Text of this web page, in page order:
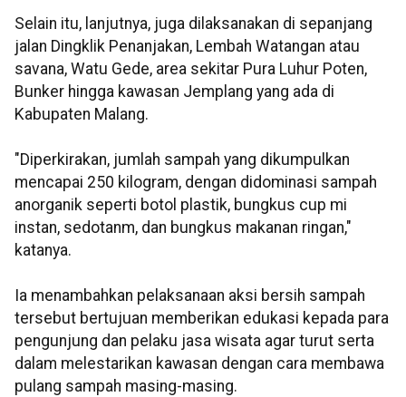
Selain itu, lanjutnya, juga dilaksanakan di sepanjang
jalan Dingklik Penanjakan, Lembah Watangan atau
savana, Watu Gede, area sekitar Pura Luhur Poten,
Bunker hingga kawasan Jemplang yang ada di
Kabupaten Malang.
"Diperkirakan, jumlah sampah yang dikumpulkan
mencapai 250 kilogram, dengan didominasi sampah
anorganik seperti botol plastik, bungkus cup mi
instan, sedotanm, dan bungkus makanan ringan,"
katanya.
Ia menambahkan pelaksanaan aksi bersih sampah
tersebut bertujuan memberikan edukasi kepada para
pengunjung dan pelaku jasa wisata agar turut serta
dalam melestarikan kawasan dengan cara membawa
pulang sampah masing-masing.